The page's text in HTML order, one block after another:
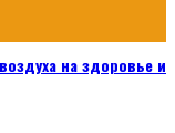
на здоровье и